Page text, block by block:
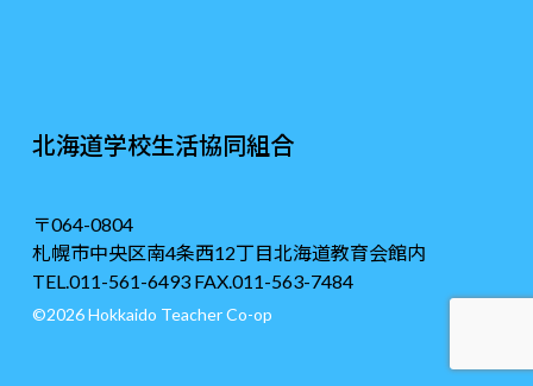
北海道学校生活協同組合
〒064-0804
札幌市中央区南4条西12丁目北海道教育会館内
TEL.011-561-6493 FAX.011-563-7484
©2026 Hokkaido Teacher Co-op